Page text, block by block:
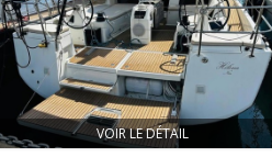
VOIR LE DÉTAIL